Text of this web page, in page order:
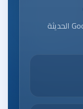
يعرض هذا القسم 4 من تقييمات Google الحديثة